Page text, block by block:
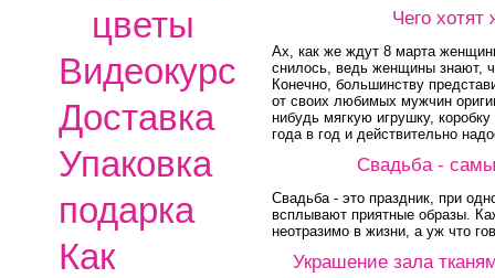
цветы
Видеокурс
Доставка
Упаковка
подарка
Как
Чего
Ах, как же ждут 8 марта
снилось, ведь женщины знают,
Конечно, большинству
от своих любимых мужчин
нибудь мягкую игрушку,
года в год и действительно
Свадьба -
Свадьба - это праздник, при
всплывают приятные образы.
неотразимо в жизни, а уж что
Украшение зала